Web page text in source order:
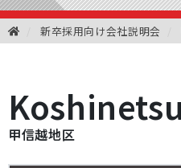
新卒採用向け会社説明会
甲信越地区